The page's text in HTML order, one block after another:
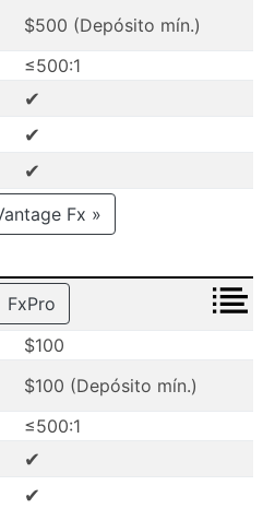
$500 (Depósito mín.)
≤500:1
✔
✔
✔
Fx »
FxPro
$100
$100 (Depósito mín.)
≤500:1
✔
✔